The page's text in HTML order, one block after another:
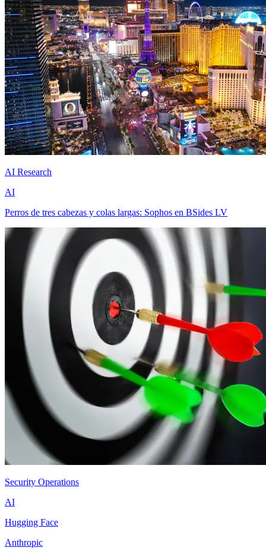
AI Research
AI
Perros de tres cabezas y colas largas: Sophos en BSides LV
Security Operations
AI
Hugging Face
Anthropic